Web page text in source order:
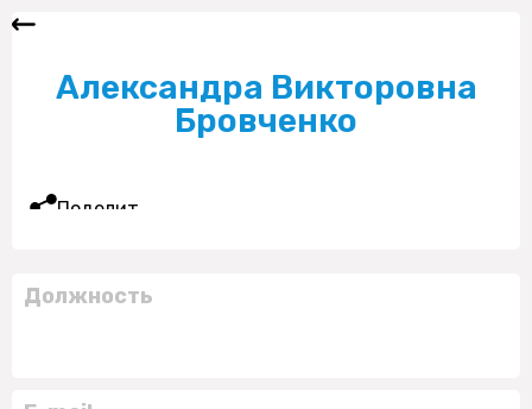
Александра Викторовна
Бровченко
Поделиться
Должность